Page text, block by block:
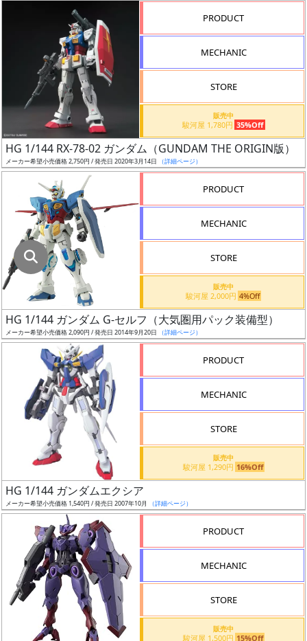
舗
最
安
ボ
ク
ス
ア
ー
タ
ー
品
PRODUCT
MECHANIC
STORE
販売中
駿河屋 1,780円 35%Off
HG 1/144 RX-78-02 ガンダム（GUNDAM THE ORIGIN版）
メーカー希望小売価格 2,750円 / 発売日 2020年3月14日 （詳細ページ）
PRODUCT
MECHANIC
STORE
販売中
駿河屋 2,000円 4%Off
HG 1/144 ガンダム G-セルフ（大気圏用パック装備型）
メーカー希望小売価格 2,090円 / 発売日 2014年9月20日 （詳細ページ）
PRODUCT
MECHANIC
STORE
販売中
駿河屋 1,290円 16%Off
HG 1/144 ガンダムエクシア
メーカー希望小売価格 1,540円 / 発売日 2007年10月 （詳細ページ）
PRODUCT
MECHANIC
STORE
販売中
駿河屋 1,500円 15%Off